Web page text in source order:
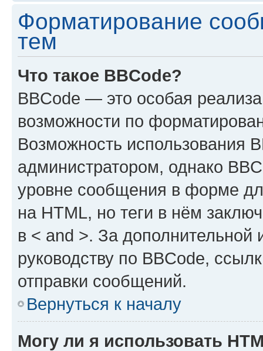
Форматирование
тем
Что такое BBCode?
BBCode — это особая
возможности по
Возможность использования
администратором, однако
уровне сообщения в форме
на HTML, но теги в нём
в < and >. За
руководству по BBCode,
отправки сообщений.
Вернуться к началу
Могу ли я использовать